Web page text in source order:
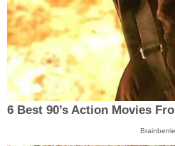
6 Best 90’s Action Movies